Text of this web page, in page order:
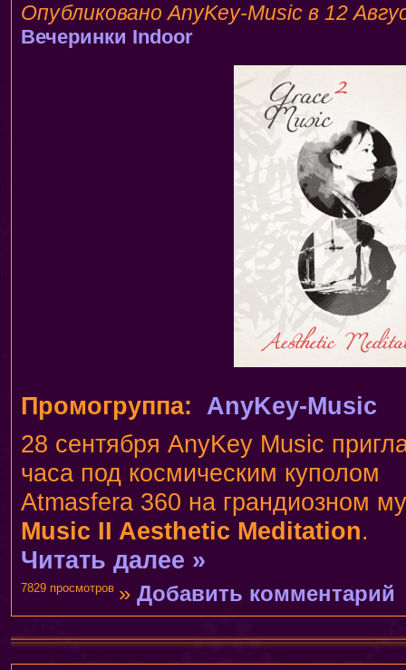
Опубликовано AnyKey-Music в 12
Вечеринки Indoor
Промогруппа:
AnyKey-Music
28 сентября AnyKey Music
часа под космическим куполом
Atmasfera 360 на грандиозном
Music II Aesthetic Meditation.
Читать далее »
»Добавить комментарий
7829 просмотров